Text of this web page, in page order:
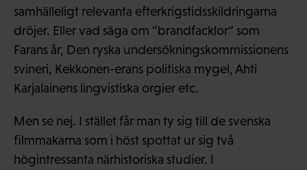
samhälleligt relevanta efterkrigstidsskildringarna
dröjer. Eller vad säga om ”brandfacklor” som
Farans år, Den ryska undersökningskommissionens
svineri, Kekkonen-erans politiska mygel, Ahti
Karjalainens lingvistiska orgier etc.
Men se nej. I stället får man ty sig till de svenska
filmmakarna som i höst spottat ur sig två
högintressanta närhistoriska studier. I